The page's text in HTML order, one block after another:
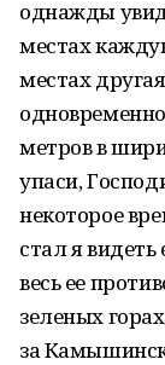
однажды
местах
местах
метров в
упаси,
некоторое
стал я видеть
весь ее
зеленых
за